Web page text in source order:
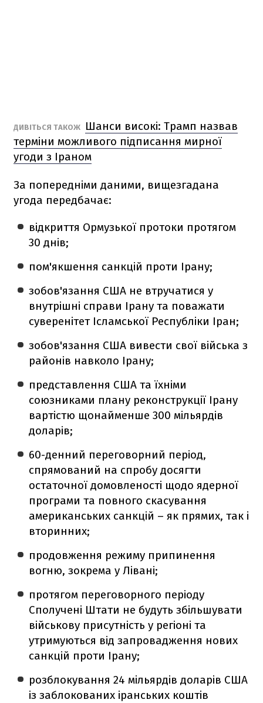
ДИВІТЬСЯ ТАКОЖ
Шанси високі: Трамп назвав
терміни можливого підписання мирної
угоди з Іраном
За попередніми даними, вищезгадана
угода передбачає:
відкриття Ормузької протоки протягом
30 днів;
пом'якшення санкцій проти Ірану;
зобов'язання США не втручатися у
внутрішні справи Ірану та поважати
суверенітет Ісламської Республіки Іран;
зобов'язання США вивести свої війська з
районів навколо Ірану;
представлення США та їхніми
союзниками плану реконструкції Ірану
вартістю щонайменше 300 мільярдів
доларів;
60-денний переговорний період,
спрямований на спробу досягти
остаточної домовленості щодо ядерної
програми та повного скасування
американських санкцій – як прямих, так і
вторинних;
продовження режиму припинення
вогню, зокрема у Лівані;
протягом переговорного періоду
Сполучені Штати не будуть збільшувати
військову присутність у регіоні та
утримуються від запровадження нових
санкцій проти Ірану;
розблокування 24 мільярдів доларів США
із заблокованих іранських коштів